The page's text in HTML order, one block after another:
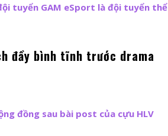
tuyển GAM eSport là đội tuyển thể
đầy bình tĩnh trước drama
đồng sau bài post của cựu HLV